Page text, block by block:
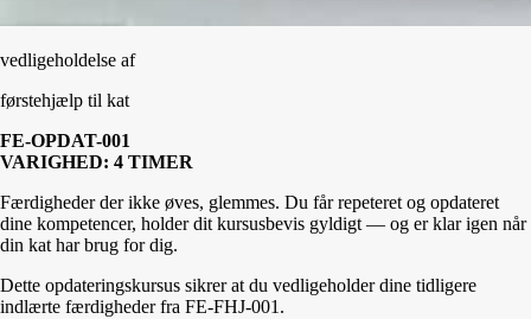
vedligeholdelse af
førstehjælp til kat
FE-OPDAT-001
VARIGHED: 4 TIMER
Færdigheder der ikke øves, glemmes. Du får repeteret og opdateret
dine kompetencer, holder dit kursusbevis gyldigt — og er klar igen når
din kat har brug for dig.
Dette opdateringskursus sikrer at du vedligeholder dine tidligere
indlærte færdigheder fra FE-FHJ-001.